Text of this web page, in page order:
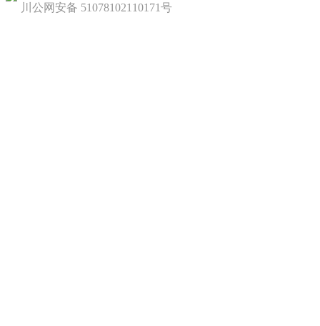
川公网安备 51078102110171号